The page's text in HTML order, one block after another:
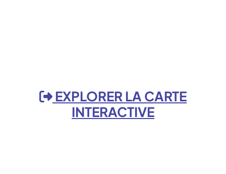
EXPLORER LA CARTE
INTERACTIVE